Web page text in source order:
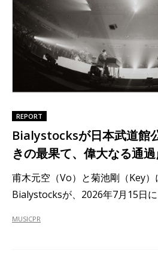
REPORT
Bialystocksが日本武道館
きの最果て、偉大なる通
甫木元空（Vo）と菊池剛（Key）
Bialystocksが、2026年7月15日
MUSICPR